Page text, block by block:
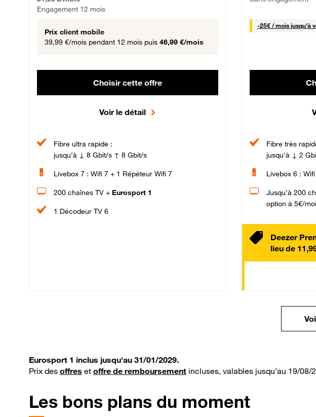
Engagement 12 mois
Prix client mobile
39,99 €/mois pendant 12 mois puis 46,99 €/mois
Choisir cette offre
Voir le détail
Fibre ultra rapide :
jusqu'à ↓ 8 Gbit/s ↑ 8 Gbit/s
Livebox 7 : Wifi 7 + 1 Répéteur Wifi 7
200 chaînes TV + Eurosport 1
1 Décodeur TV 6
-25€ / mois25 € par
jusqu'à
Fibre très
jusqu'à ↓ 2
Livebox 6 :
Jusqu’à 200
option à 5€/
Deezer
lieu de
Eurosport 1 inclus jusqu'au 31/01/2029.
Prix des offres et offre de remboursement incluses, valables jusqu’au 19/08/
Les bons plans du moment